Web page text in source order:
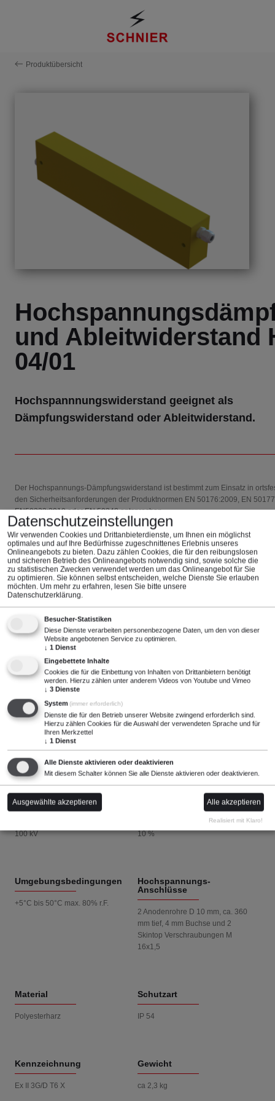
Produktübersicht
und Ableitwiderstand
04/01
Hochspannnungswiderstand geeignet als
Dämpfungswiderstand oder Ableitwiderstand.
Der Hochspannungs-Dämpfungswiderstand ist bestimmt zum Einsatz in
den Sicherheitsanforderungen der Produktnormen EN 50176:2009, EN
EN50223:2010 oder EN 50348 entsprechen.
Er eignet sich zur Dämpfung oder Ableitung von Hochspannungen bis 100 kV
Produkt anfragen
Technische Daten
Widerstand
100 MOhm
Einsatz
Max. Strom
670 µA 45 W
Spannung
100 kV 10 %
Umgebungsbedingungen
+5°C bis 50°C max. 80% r.F.
Hochspannungs-
Anschlüsse
2 Anodenrohre D 10 mm, ca. 360
mm tief, 4 mm Buchse und 2
Skintop Verschraubungen M
16x1,5
Material
Polyesterharz
Schutzart
IP 54
Kennzeichnung
Ex II 3G/D T6 X
Gewicht
ca 2,3 kg
Datenschutzeinstellungen
Wir verwenden Cookies und Drittanbieterdienste, um Ihnen ein möglichst
optimales und auf Ihre Bedürfnisse zugeschnittenes ​Erlebnis unseres
Onlineangebots zu bieten. Dazu zählen Cookies, die für den reibungslosen
und sicheren Betrieb des Onlineangebots notwendig sind, sowie solche die
zu statistischen Zwecken verwendet werden um das Onlineangebot für Sie
zu optimieren. Sie können selbst entscheiden, welche Dienste Sie erlauben
möchten. Um mehr zu erfahren, lesen Sie bitte unsere
Datenschutzerklärung.
Besucher-Statistiken
Diese Dienste verarbeiten personenbezogene Daten, um den von dieser
Website angebotenen Service zu optimieren.
↓ 1 Dienst
Eingebettete Inhalte
Cookies die für die Einbettung von Inhalten von Drittanbietern benötigt
werden. Hierzu zählen unter anderem Videos von Youtube und Vimeo
↓ 3 Dienste
System(immer erforderlich)
Dienste die für den Betrieb unserer Website zwingend erforderlich sind.
Hierzu zählen Cookies für die Auswahl der verwendeten Sprache und für
Ihren Merkzettel
↓ 1 Dienst
Alle Dienste aktivieren oder deaktivieren
Mit diesem Schalter können Sie alle Dienste aktivieren oder deaktivieren.
Ausgewählte akzeptieren Alle akzeptieren
Realisiert mit Klaro!